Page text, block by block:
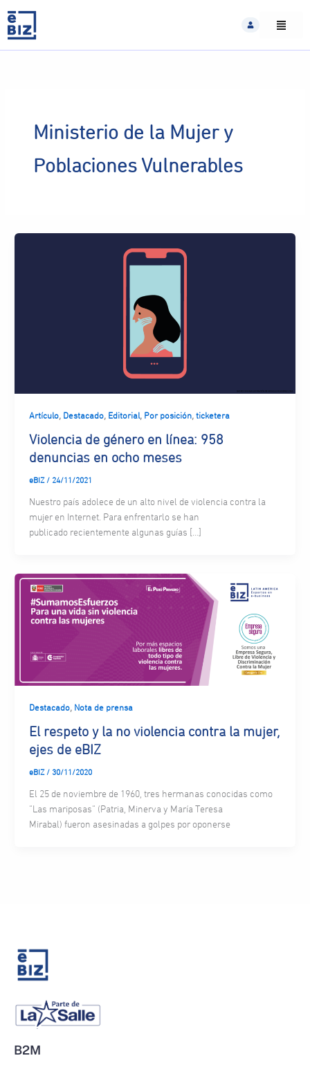
content
Ministerio de la Mujer y
Poblaciones Vulnerables
Artículo, Destacado, Editorial, Por posición, ticketera
Violencia de género en línea: 958
denuncias en ocho meses
eBIZ / 24/11/2021
Nuestro país adolece de un alto nivel de violencia contra la
mujer en Internet. Para enfrentarlo se han
publicado recientemente algunas guías […]
Destacado, Nota de prensa
El respeto y la no violencia contra la mujer,
ejes de eBIZ
eBIZ / 30/11/2020
El 25 de noviembre de 1960, tres hermanas conocidas como
“Las mariposas” (Patria, Minerva y María Teresa
Mirabal) fueron asesinadas a golpes por oponerse
B2M